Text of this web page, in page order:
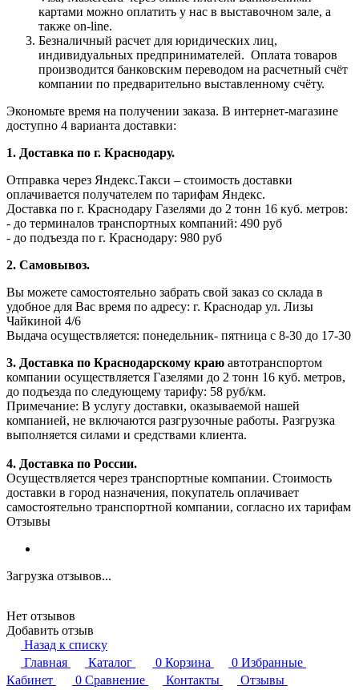
картами можно оплатить у нас в выставочном зале, а
также on-line.
Безналичный расчет для юридических лиц,
индивидуальных предпринимателей. Оплата товаров
производится банковским переводом на расчетный счёт
компании по предварительно выставленному счёту.
Экономьте время на получении заказа. В интернет-магазине
доступно 4 варианта доставки:
1. Доставка по г. Краснодару.
Отправка через Яндекс.Такси – стоимость доставки
оплачивается получателем по тарифам Яндекс.
Доставка по г. Краснодару Газелями до 2 тонн 16 куб. метров:
- до терминалов транспортных компаний: 490 руб
- до подъезда по г. Краснодару: 980 руб
2. Самовывоз.
Вы можете самостоятельно забрать свой заказ со склада в
удобное для Вас время по адресу: г. Краснодар ул. Лизы
Чайкиной 4/6
Выдача осуществляется: понедельник- пятница с 8-30 до 17-30
3. Доставка по Краснодарскому краю автотранспортом
компании осуществляется Газелями до 2 тонн 16 куб. метров,
до подъезда по следующему тарифу: 58 руб/км.
Примечание: В услугу доставки, оказываемой нашей
компанией, не включаются разгрузочные работы. Разгрузка
выполняется силами и средствами клиента.
4. Доставка по России.
Осуществляется через транспортные компании. Стоимость
доставки в город назначения, покупатель оплачивает
самостоятельно транспортной компании, согласно их тарифам
Отзывы
Загрузка отзывов...
Нет отзывов
Добавить отзыв
Назад к списку
Главная
Каталог 0 Корзина 0 Избранные
Кабинет
0 Сравнение Контакты
Отзывы